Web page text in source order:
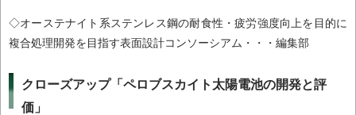
◇オーステナイト系ステンレス鋼の耐食性・疲労強度向上を目的に
複合処理開発を目指す表面設計コンソーシアム・・・編集部
クローズアップ「ペロブスカイト太陽電池の開発と評
価」